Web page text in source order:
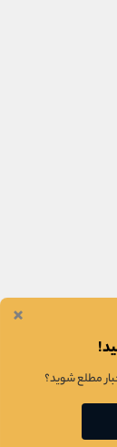
×
مطلع شوید؟